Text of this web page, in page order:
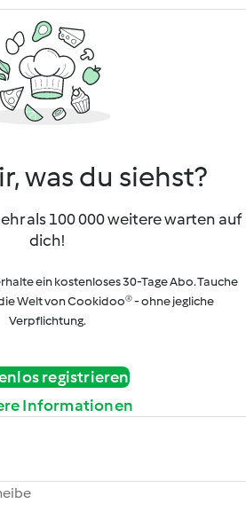
was du siehst?
als 100 000 weitere warten auf
dich!
ein kostenloses 30-Tage Abo. Tauche
Welt von Cookidoo® - ohne jegliche
Verpflichtung.
registrieren
Informationen